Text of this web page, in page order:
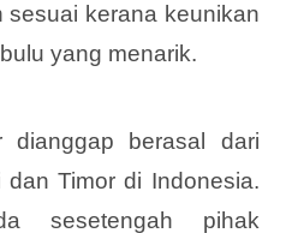
sesuai kerana keunikan
yang menarik.
dianggap berasal dari
Timor di Indonesia.
sesetengah pihak